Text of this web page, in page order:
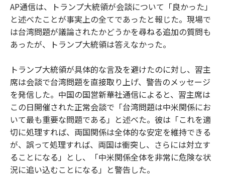
AP通信は、トランプ大統領が会談について「良かった」
と述べたことが事実上の全てであったと報じた。現場で
は台湾問題が議論されたかどうかを尋ねる追加の質問も
あったが、トランプ大統領は答えなかった。
トランプ大統領が具体的な言及を避けたのに対し、習主
席は会談で台湾問題を直接取り上げ、警告のメッセージ
を発信した。中国の国営新華社通信によると、習主席は
この日開催された正常会談で「台湾問題は中米関係にお
いて最も重要な問題である」と述べた。彼は「これを適
切に処理すれば、両国関係は全体的な安定を維持できる
が、誤って処理すれば、両国は衝突し、さらには対立す
ることになる」とし、「中米関係全体を非常に危険な状
況に追い込むことになる」と警告した。